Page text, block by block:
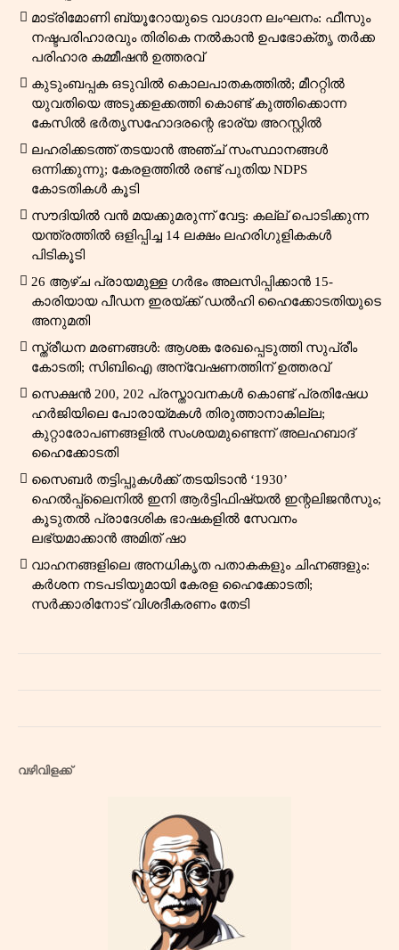
മാട്രിമോണി ബ്യൂറോയുടെ വാഗ്ദാന ലംഘനം: ഫീസും
നഷ്ടപരിഹാരവും തിരികെ നൽകാൻ ഉപഭോക്തൃ തർക്ക
പരിഹാര കമ്മീഷൻ ഉത്തരവ്
കുടുംബപ്പക ഒടുവിൽ കൊലപാതകത്തിൽ; മീററ്റിൽ
യുവതിയെ അടുക്കളക്കത്തി കൊണ്ട് കുത്തിക്കൊന്ന
കേസിൽ ഭർതൃസഹോദരന്റെ ഭാര്യ അറസ്റ്റിൽ
ലഹരിക്കടത്ത് തടയാൻ അഞ്ച് സംസ്ഥാനങ്ങൾ
ഒന്നിക്കുന്നു; കേരളത്തിൽ രണ്ട് പുതിയ NDPS
കോടതികൾ കൂടി
സൗദിയിൽ വൻ മയക്കുമരുന്ന് വേട്ട: കല്ല് പൊടിക്കുന്ന
യന്ത്രത്തിൽ ഒളിപ്പിച്ച 14 ലക്ഷം ലഹരിഗുളികകൾ
പിടികൂടി
26 ആഴ്ച പ്രായമുള്ള ഗർഭം അലസിപ്പിക്കാൻ 15-
കാരിയായ പീഡന ഇരയ്ക്ക് ഡൽഹി ഹൈക്കോടതിയുടെ
അനുമതി
സ്ത്രീധന മരണങ്ങൾ: ആശങ്ക രേഖപ്പെടുത്തി സുപ്രീം
കോടതി; സിബിഐ അന്വേഷണത്തിന് ഉത്തരവ്
സെക്ഷൻ 200, 202 പ്രസ്താവനകൾ കൊണ്ട് പ്രതിഷേധ
ഹർജിയിലെ പോരായ്മകൾ തിരുത്താനാകില്ല;
കുറ്റാരോപണങ്ങളിൽ സംശയമുണ്ടെന്ന് അലഹബാദ്
ഹൈക്കോടതി
സൈബർ തട്ടിപ്പുകൾക്ക് തടയിടാൻ ‘1930’
ഹെൽപ്പ്‌ലൈനിൽ ഇനി ആർട്ടിഫിഷ്യൽ ഇന്റലിജൻസും;
കൂടുതൽ പ്രാദേശിക ഭാഷകളിൽ സേവനം
ലഭ്യമാക്കാൻ അമിത് ഷാ
വാഹനങ്ങളിലെ അനധികൃത പതാകകളും ചിഹ്നങ്ങളും:
കർശന നടപടിയുമായി കേരള ഹൈക്കോടതി;
സർക്കാരിനോട് വിശദീകരണം തേടി
വഴിവിളക്ക്